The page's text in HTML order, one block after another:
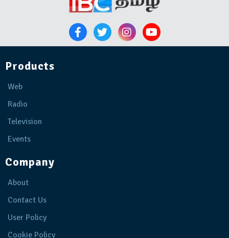
Products
Web
Radio
Television
Events
Company
About
Contact Us
User Policy
Cookie Policy